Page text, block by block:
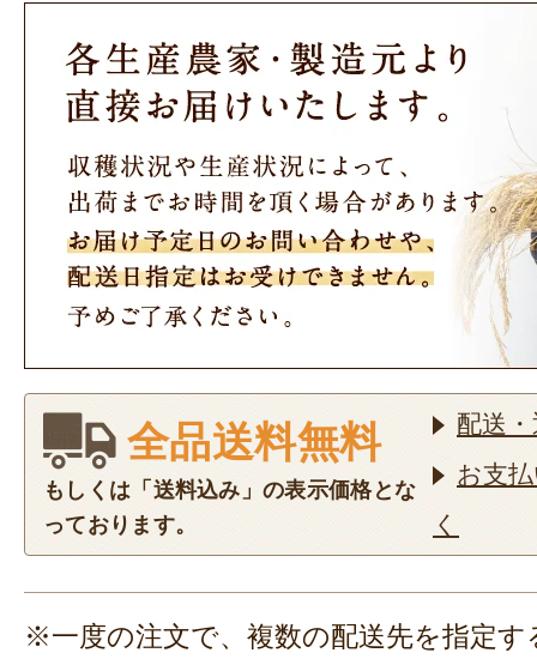
全品送料無料
もしくは「送料込み」の表示価格とな
っております。
配送
お支
く
※一度の注文で、複数の配送先を指定